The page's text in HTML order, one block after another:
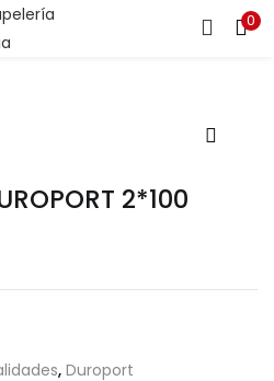
0
REGISTRARSE
2*100
, Duroport